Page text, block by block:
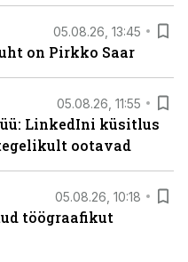
05.08.26, 13:45
on Pirkko Saar
05.08.26, 11:55
LinkedIni küsitlus
ootavad
05.08.26, 10:18
töögraafikut